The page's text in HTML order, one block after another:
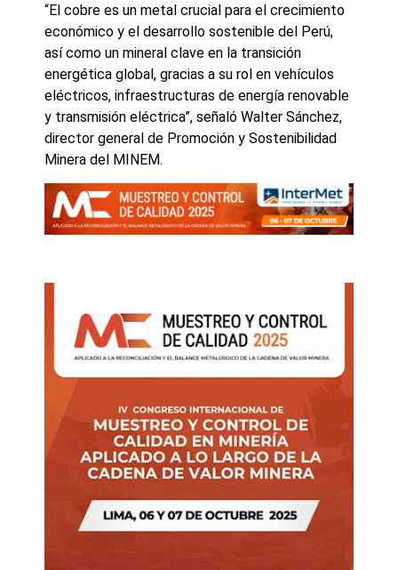
“El cobre es un metal crucial para el crecimiento
económico y el desarrollo sostenible del Perú,
así como un mineral clave en la transición
energética global, gracias a su rol en vehículos
eléctricos, infraestructuras de energía renovable
y transmisión eléctrica”, señaló Walter Sánchez,
director general de Promoción y Sostenibilidad
Minera del MINEM.